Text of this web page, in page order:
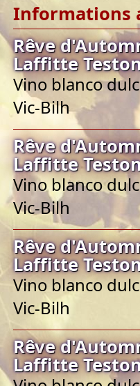
Informations
Rêve
Laffitte
Vino blanco
Vic-Bilh
Rêve
Laffitte
Vino blanco
Vic-Bilh
Rêve
Laffitte
Vino blanco
Vic-Bilh
Rêve
Laffitte